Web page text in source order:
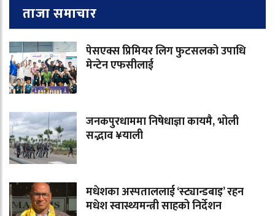
ताजा समाचार
पेसएक्स प्रिमियर लिग फुटसलको उपाधि
मेन्टेन एफसीलाई
जनकपुरधाममा निषेधाज्ञा कायमै, भोली
सद्भाव ¥याली
मधेशका अस्पताललाई ‘स्ट्यान्डबाइ’ रहन
मधेश स्वास्थ्यमन्त्री साहको निर्देशन